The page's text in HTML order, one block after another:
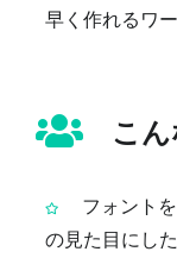
早く作れるワ
こ
フォント
の見た目にし